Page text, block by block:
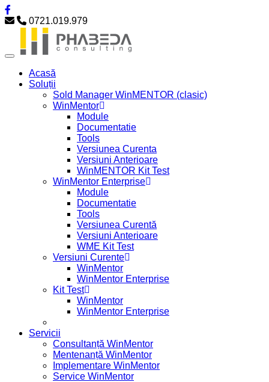
0721.019.979
Acasă
Soluții
Sold Manager WinMENTOR (clasic)
WinMentor
Module
Documentatie
Tools
Versiunea Curenta
Versiuni Anterioare
WinMENTOR Kit Test
WinMentor Enterprise
Module
Documentatie
Tools
Versiunea Curentă
Versiuni Anterioare
WME Kit Test
Versiuni Curente
WinMentor
WinMentor Enterprise
Kit Test
WinMentor
WinMentor Enterprise
Servicii
Consultanță WinMentor
Mentenanță WinMentor
Implementare WinMentor
Service WinMentor